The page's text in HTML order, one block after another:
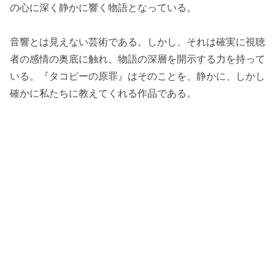
の心に深く静かに響く物語となっている。
音響とは見えない芸術である。しかし、それは確実に視聴
者の感情の奥底に触れ、物語の深層を開示する力を持って
いる。『タコピーの原罪』はそのことを、静かに、しかし
確かに私たちに教えてくれる作品である。